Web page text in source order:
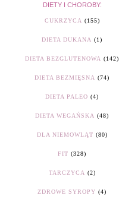
DIETY I CHOROBY:
CUKRZYCA (155)
DIETA DUKANA (1)
DIETA BEZGLUTENOWA (142)
DIETA BEZMIĘSNA (74)
DIETA PALEO (4)
DIETA WEGAŃSKA (48)
DLA NIEMOWLĄT (80)
FIT (328)
TARCZYCA (2)
ZDROWE SYROPY (4)